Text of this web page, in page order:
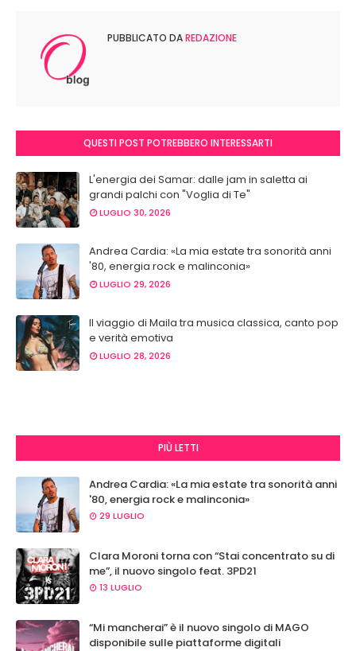
PUBBLICATO DAREDAZIONE
QUESTI POST POTREBBERO INTERESSARTI
L'energia dei Samar: dalle jam in saletta ai
grandi palchi con "Voglia di Te"
LUGLIO 30, 2026
Andrea Cardia: «La mia estate tra sonorità anni
'80, energia rock e malinconia»
LUGLIO 29, 2026
Il viaggio di Maila tra musica classica, canto pop
e verità emotiva
LUGLIO 28, 2026
PIÙ LETTI
Andrea Cardia: «La mia estate tra sonorità anni
'80, energia rock e malinconia»
29 LUGLIO
Clara Moroni torna con “Stai concentrato su di
me”, il nuovo singolo feat. 3PD21
13 LUGLIO
“Mi mancherai” è il nuovo singolo di MAGO
disponibile sulle piattaforme digitali